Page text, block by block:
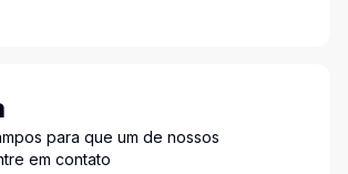
para que um de nossos
em contato